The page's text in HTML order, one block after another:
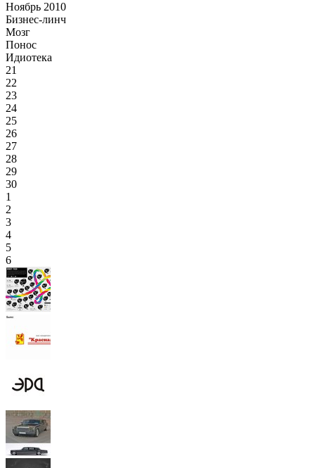
Ноябрь 2010
Бизнес-линч
Мозг
Понос
Идиотека
21
22
23
24
25
26
27
28
29
30
1
2
3
4
5
6